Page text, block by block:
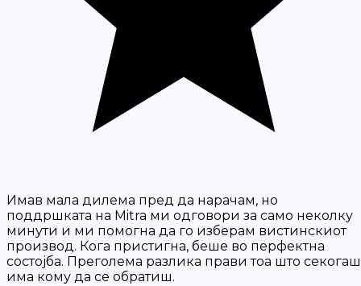
Имав мала дилема пред да нарачам, но
поддршката на Mitra ми одговори за само неколку
минути и ми помогна да го изберам вистинскиот
производ. Кога пристигна, беше во перфектна
состојба. Преголема разлика прави тоа што секогаш
има кому да се обратиш.